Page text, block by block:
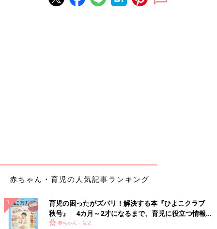
赤ちゃん・育児の人気記事ランキング
育児の困ったがズバリ！解決する本『ひよこクラブ
秋号』 4カ月～2才になるまで、育児に役立つ情報が
いっぱい！
赤ちゃん・育児